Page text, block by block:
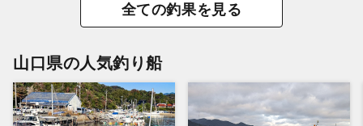
全ての釣果を見る
山口県の人気釣り船